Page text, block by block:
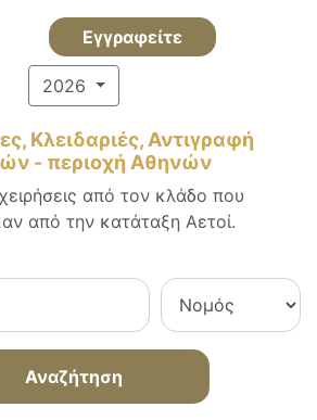
Εγγραφείτε
2026
Κλειδαριές, Αντιγραφή
- περιοχή Αθηνών
από τον κλάδο που
από την κατάταξη Αετοί.
Αναζήτηση